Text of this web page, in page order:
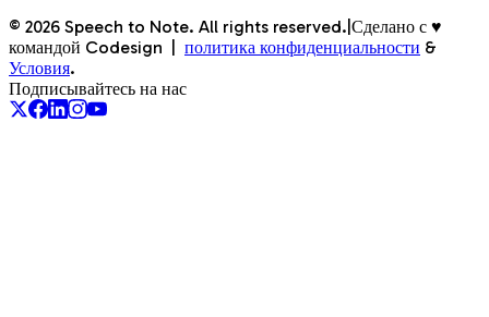
© 2026 Speech to Note. All rights reserved. Сделано с ♥
командой Codesign
политика конфиденциальности &
Условия.
Подписывайтесь на нас